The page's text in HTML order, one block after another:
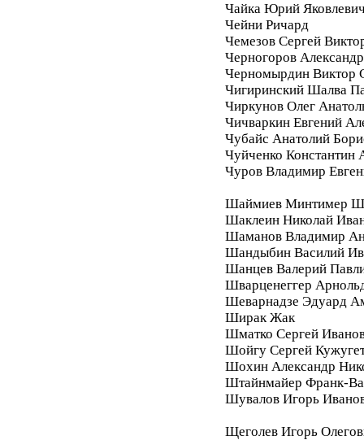
Чайка Юрий
Чейни Ричард
Чемезов Сергей
Черногоров
Черномырдин Виктор
Чигиринский Шалва
Чиркунов Олег
Чичваркин Евгений
Чубайс Анатолий
Чуйченко Константин
Чуров Владимир
Шаймиев Минтимер
Шаклеин Николай
Шаманов Владимир
Шандыбин Василий
Шанцев Валерий
Шварценеггер
Шеварнадзе Эдуард
Ширак Жак
Шматко Сергей
Шойгу Сергей
Шохин Александр
Штайнмайер Франк-
Шувалов Игорь
Щеголев Игорь